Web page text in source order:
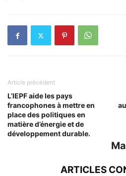
Article précédent
L’IEPF aide les pays
francophones à mettre en
place des politiques en
matière d’énergie et de
développement durable.
ARTICLES